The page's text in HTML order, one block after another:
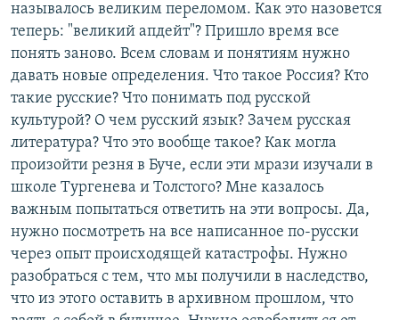
называлось великим переломом. Как это назовется
теперь: "великий апдейт"? Пришло время все
понять заново. Всем словам и понятиям нужно
давать новые определения. Что такое Россия? Кто
такие русские? Что понимать под русской
культурой? О чем русский язык? Зачем русская
литература? Что это вообще такое? Как могла
произойти резня в Буче, если эти мрази изучали в
школе Тургенева и Толстого? Мне казалось
важным попытаться ответить на эти вопросы. Да,
нужно посмотреть на все написанное по-русски
через опыт происходящей катастрофы. Нужно
разобраться с тем, что мы получили в наследство,
что из этого оставить в архивном прошлом, что